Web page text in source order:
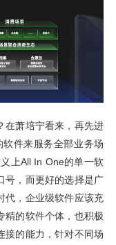
在萧培宁看来，再先进
件来服务全部业务场
上All In One的单一软
号，而更好的选择是广
代，企业级软件应该充
精的软件个体，也积极
接的能力，针对不同场